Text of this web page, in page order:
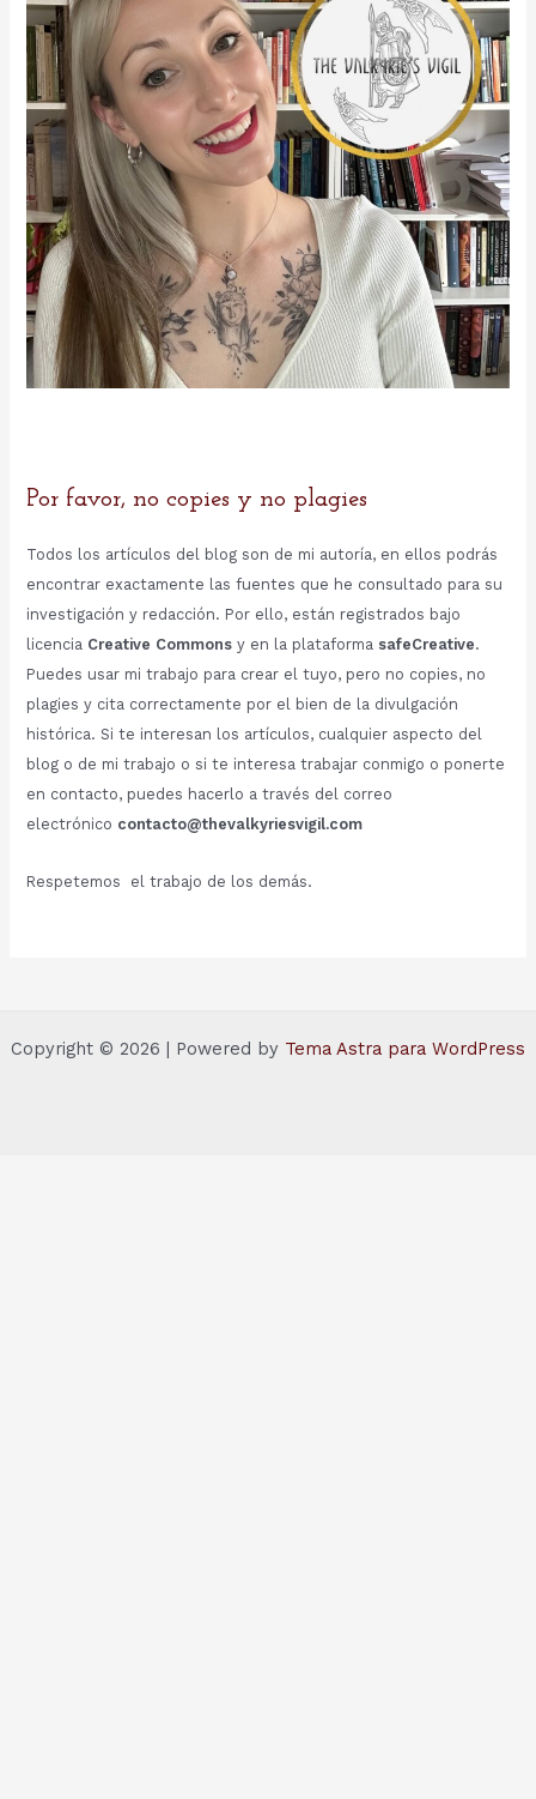
r
:
Por favor, no copies y no plagies
Todos los artículos del blog son de mi autoría, en ellos podrás
encontrar exactamente las fuentes que he consultado para su
investigación y redacción. Por ello, están registrados bajo
licencia Creative Commonsy en la plataforma safeCreative.
Puedes usar mi trabajo para crear el tuyo, pero no copies, no
plagies y cita correctamente por el bien de la divulgación
histórica. Si te interesan los artículos, cualquier aspecto del
blog o de mi trabajo o si te interesa trabajar conmigo o ponerte
en contacto, puedes hacerlo a través del correo
electrónico contacto@thevalkyriesvigil.com
Respetemos el trabajo de los demás.
Copyright © 2026 | Powered by Tema Astra para WordPress